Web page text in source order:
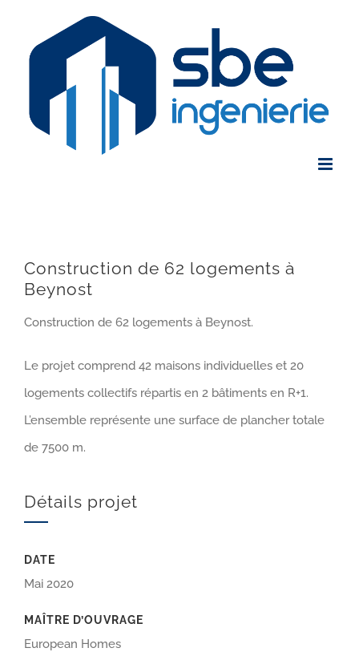
Construction de 62 logements à
Beynost
Construction de 62 logements à Beynost.
Le projet comprend 42 maisons individuelles et 20
logements collectifs répartis en 2 bâtiments en R+1.
L’ensemble représente une surface de plancher totale
de 7500 m.
Détails projet
DATE
Mai 2020
MAÎTRE D’OUVRAGE
European Homes